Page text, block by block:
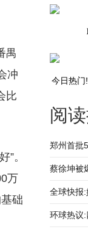
禺
冲
比
”。
万
础
今日热门
阅
郑州首批
蔡徐坤被
全球快报:
会全力协
环球热议